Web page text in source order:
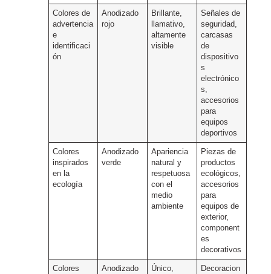
Colores de
advertencia
e
identificaci
ón
Anodizado
rojo
Brillante,
llamativo,
altamente
visible
Señales de
seguridad,
carcasas
de
dispositivo
s
electrónico
s,
accesorios
para
equipos
deportivos
Colores
inspirados
en la
ecología
Anodizado
verde
Apariencia
natural y
respetuosa
con el
medio
ambiente
Piezas de
productos
ecológicos,
accesorios
para
equipos de
exterior,
component
es
decorativos
Colores
Anodizado
Único,
Decoracion